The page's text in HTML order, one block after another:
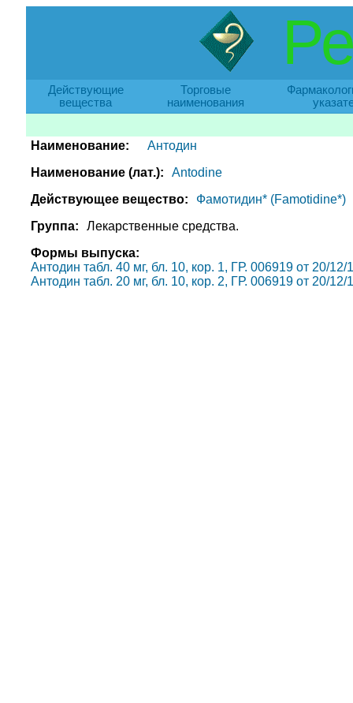
Действующие
вещества
Торговые
наименования
Наименование:
Антодин
Наименование (лат.):
Antodine
Действующее вещество:
Фамотидин* (Famotidine*)
Группа:
Лекарственные средства.
Формы выпуска:
Антодин табл. 40 мг, бл. 10, кор. 1, ГР. 006919 от 20/
Антодин табл. 20 мг, бл. 10, кор. 2, ГР. 006919 от 20/